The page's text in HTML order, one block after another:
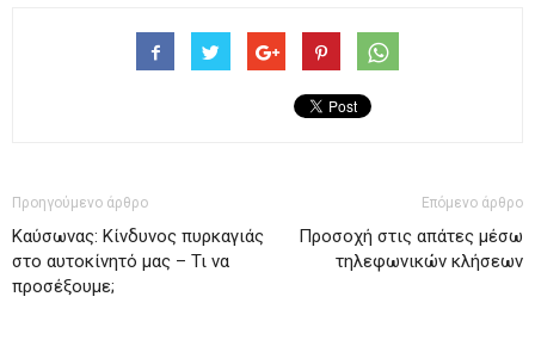
Προηγούμενο άρθρο
Καύσωνας: Κίνδυνος πυρκαγιάς
στο αυτοκίνητό μας – Τι να
προσέξουμε;
Επόμενο άρθρο
Προσοχή στις απάτες μέσω
τηλεφωνικών κλήσεων